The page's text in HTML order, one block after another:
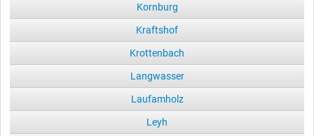
Kornburg
Kraftshof
Krottenbach
Langwasser
Laufamholz
Leyh